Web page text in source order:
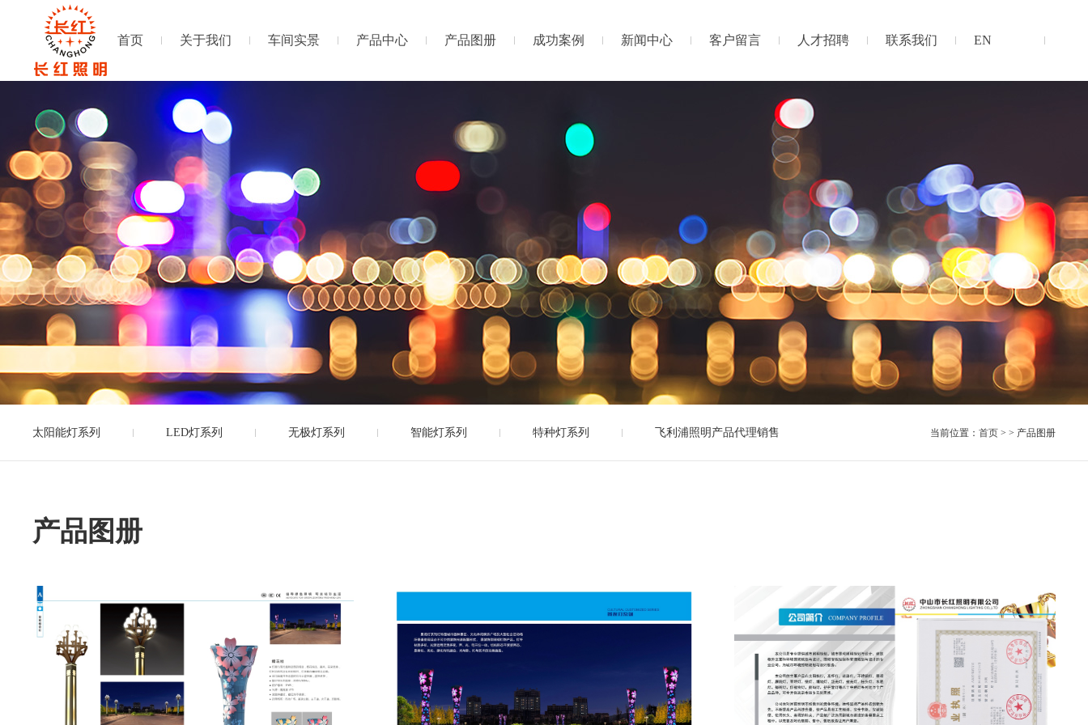
首页 关于我们 车间实景 产品中心 产品图册 成功案例 新闻中心 客户留言 人才招聘 联系我们 EN
太阳能灯系列 LED灯系列 无极灯系列 智能灯系列 特种灯系列 飞利浦照明产品代理销售 当前位置： 首页> > 产品图册
产品图册